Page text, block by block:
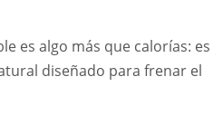
es algo más que calorías: es
diseñado para frenar el